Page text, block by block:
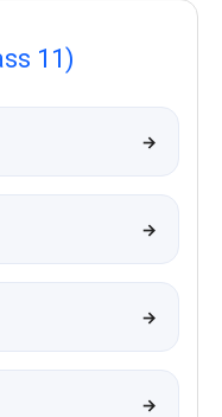
11)
→
→
→
→